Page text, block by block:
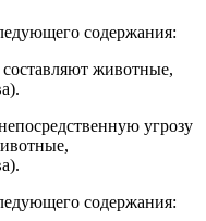
содержания:
животные,
угрозу
содержания: